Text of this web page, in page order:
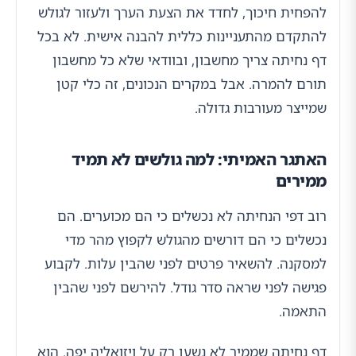
להפחית חיכוך, לחדד את הצעת הערך ולעזור לגולש
להתקדם מהתעניינות כללית להבנה אישית. לא בכל
דף נחיתה צריך מחשבון, ובוודאי שלא כל מחשבון
תורם להמרה. אבל במקרים הנכונים, זה כלי קטן
שמייצר מעורבות גדולה.
האתגר האמיתי: למה גולשים לא תמיד
ממירים
רוב דפי הנחיתה לא נכשלים כי הם מכוערים. הם
נכשלים כי הם דורשים מהגולש לקפוץ מהר מדי
למסקנה. להשאיר פרטים לפני שהבין עלות. לקבוע
פגישה לפני שראה סדר גודל. להירשם לפני שהבין
התאמה.
דף נחיתה שממיר לא נשען רק על ויזואליה יפה. הוא